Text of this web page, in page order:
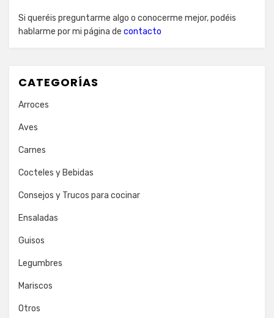
Si queréis preguntarme algo o conocerme mejor, podéis
hablarme por mi página de contacto
CATEGORÍAS
Arroces
Aves
Carnes
Cocteles y Bebidas
Consejos y Trucos para cocinar
Ensaladas
Guisos
Legumbres
Mariscos
Otros